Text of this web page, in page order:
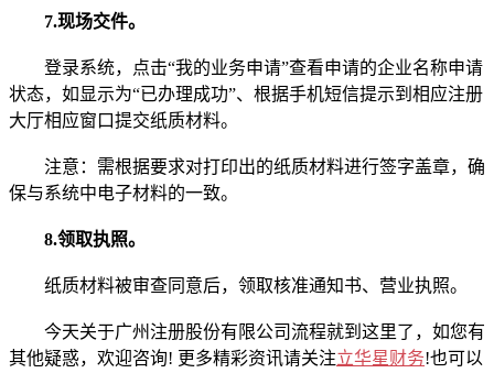
7.现场交件。
登录系统，点击“我的业务申请”查看申请的企业名称申请
状态，如显示为“已办理成功”、根据手机短信提示到相应注册
大厅相应窗口提交纸质材料。
注意：需根据要求对打印出的纸质材料进行签字盖章，确
保与系统中电子材料的一致。
8.领取执照。
纸质材料被审查同意后，领取核准通知书、营业执照。
今天关于广州注册股份有限公司流程就到这里了，如您有
其他疑惑，欢迎咨询! 更多精彩资讯请关注立华星财务!也可以